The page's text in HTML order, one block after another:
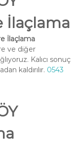
İlaçlama
İlaçlama
ve diğer
Kalıcı sonuç
kaldırılır. 0543